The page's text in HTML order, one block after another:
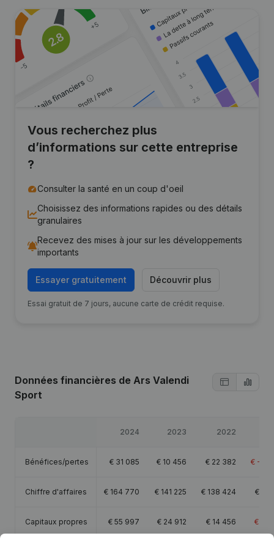
Vous recherchez plus
d’informations sur cette entreprise
?
Consulter la santé en un coup d'oeil
Choisissez des informations rapides ou des détails
granulaires
Recevez des mises à jour sur les développements
importants
Essayer gratuitement Découvrir plus
Essai gratuit de 7 jours, aucune carte de crédit requise.
Données financières de Ars Valendi
Sport
2024 2023 2022
Bénéfices/pertes € 31 085 € 10 456 € 22 382 € -18
Chiffre d'affaires € 164 770 € 141 225 € 138 424 €
Capitaux propres € 55 997 € 24 912 € 14 456 €